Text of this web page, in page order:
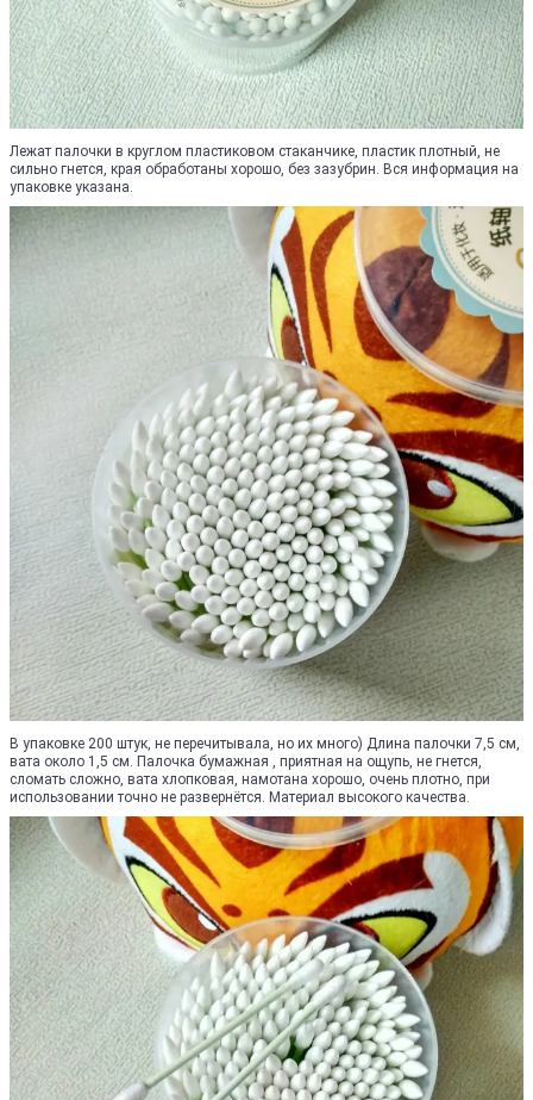
Лежат палочки в круглом пластиковом стаканчике, пластик плотный, не
сильно гнется, края обработаны хорошо, без зазубрин. Вся информация на
упаковке указана.
В упаковке 200 штук, не перечитывала, но их много) Длина палочки 7,5 см,
вата около 1,5 см. Палочка бумажная , приятная на ощупь, не гнется,
сломать сложно, вата хлопковая, намотана хорошо, очень плотно, при
использовании точно не развернётся. Материал высокого качества.